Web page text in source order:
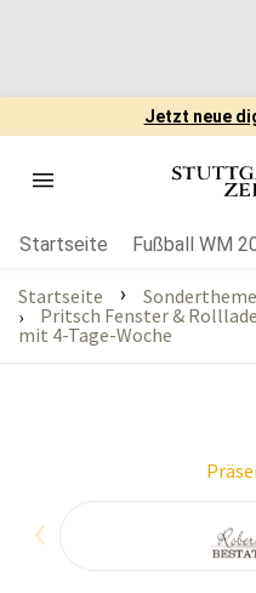
Jetzt neue
Startseite Fußball WM
Startseite ›
›
Pritsch Fenster &
mit 4-Tage-Woche